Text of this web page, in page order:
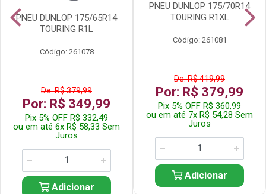
PNEU DUNLOP 175/65R14
TOURING R1L
Código: 261078
De: R$ 379,99
Por: R$ 349,99
Pix 5% OFF R$ 332,49
ou em até 6x R$ 58,33 Sem
Juros
Adicionar
PNEU DUNLOP 175/70R14
TOURING R1XL
Código: 261081
De: R$ 419,99
Por: R$ 379,99
Pix 5% OFF R$ 360,99
ou em até 7x R$ 54,28 Sem
Juros
Adicionar